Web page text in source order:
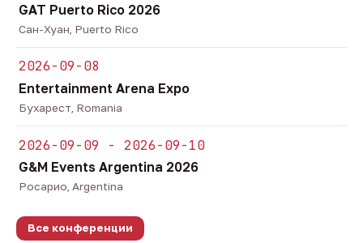
GAT Puerto Rico 2026
Сан-Хуан, Puerto Rico
2026-09-08
Entertainment Arena Expo
Бухарест, Romania
2026-09-09 - 2026-09-10
G&M Events Argentina 2026
Росарио, Argentina
Все конференции